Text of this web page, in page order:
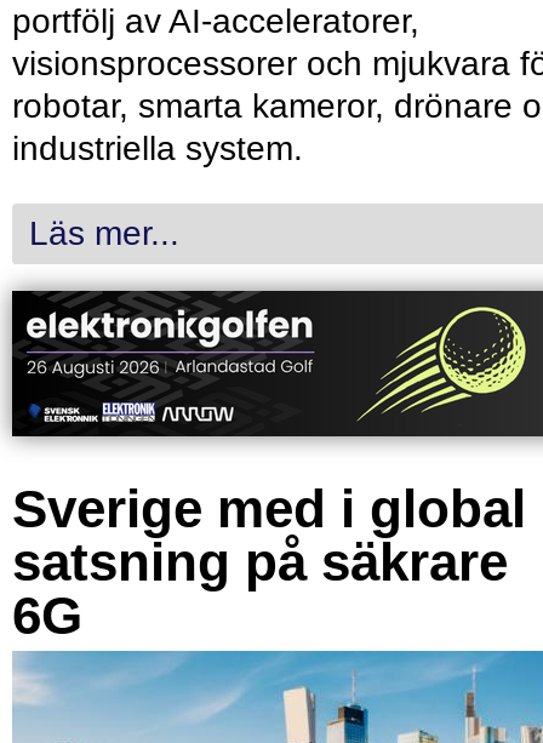
portfölj av AI-acceleratorer,
visionsprocessorer och mjukvara
robotar, smarta kameror, drönare
industriella system.
Läs mer...
Sverige med i global
satsning på säkrare
6G